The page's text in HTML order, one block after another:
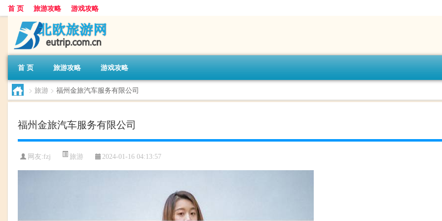
首 页 旅游攻略 游戏攻略
首 页 旅游攻略 游戏攻略
> 旅游 > 福州金旅汽车服务有限公司
福州金旅汽车服务有限公司
网友:fzj 旅游 2024-01-16 04:13:57